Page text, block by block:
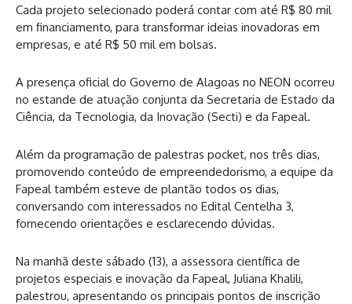
Cada projeto selecionado poderá contar com até R$ 80 mil
em financiamento, para transformar ideias inovadoras em
empresas, e até R$ 50 mil em bolsas.
A presença oficial do Governo de Alagoas no NEON ocorreu
no estande de atuação conjunta da Secretaria de Estado da
Ciência, da Tecnologia, da Inovação (Secti) e da Fapeal.
Além da programação de palestras pocket, nos três dias,
promovendo conteúdo de empreendedorismo, a equipe da
Fapeal também esteve de plantão todos os dias,
conversando com interessados no Edital Centelha 3,
fornecendo orientações e esclarecendo dúvidas.
Na manhã deste sábado (13), a assessora científica de
projetos especiais e inovação da Fapeal, Juliana Khalili,
palestrou, apresentando os principais pontos de inscrição